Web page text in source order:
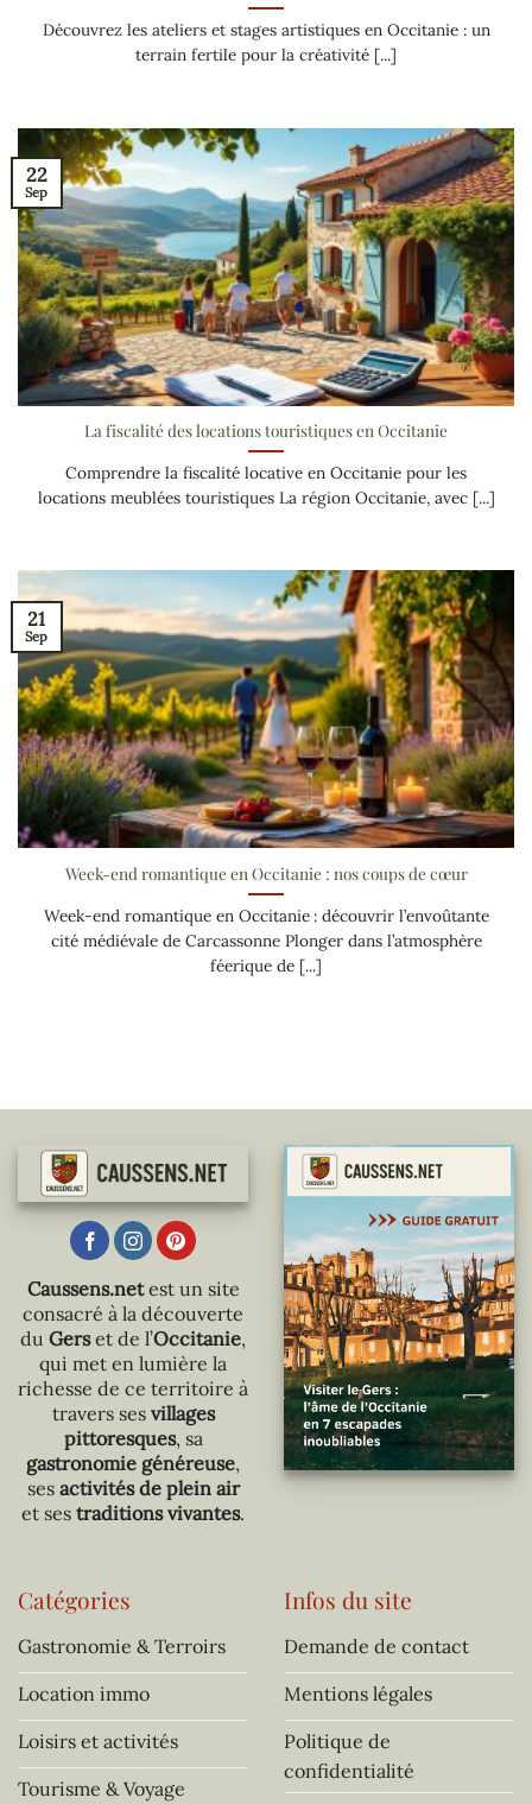
Découvrez les ateliers et stages artistiques en Occitanie : un
terrain fertile pour la créativité [...]
La fiscalité des locations touristiques en Occitanie
Comprendre la fiscalité locative en Occitanie pour les
locations meublées touristiques La région Occitanie, avec [...]
22
Sep
Week-end romantique en Occitanie : nos coups de cœur
Week-end romantique en Occitanie : découvrir l’envoûtante
cité médiévale de Carcassonne Plonger dans l’atmosphère
féerique de [...]
21
Sep
Caussens.netest un site
consacré à la découverte
du Gerset de l’Occitanie,
qui met en lumière la
richesse de ce territoire à
travers ses villages
pittoresques, sa
gastronomie généreuse,
ses activités de plein air
et ses traditions vivantes.
Catégories
Gastronomie & Terroirs
Location immo
Loisirs et activités
Tourisme & Voyage
Infos du site
Demande de contact
Mentions légales
Politique de
confidentialité